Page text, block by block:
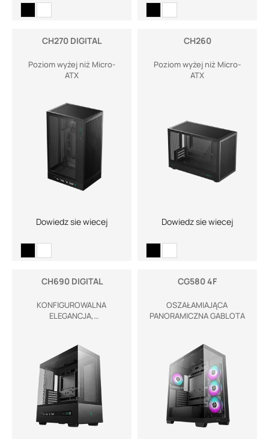
CH270 DIGITAL
Poziom wyżej niż Micro-
ATX
Dowiedz sie wiecej
CH260
Poziom wyżej niż Micro-
ATX
Dowiedz sie wiecej
CH690 DIGITAL
KONFIGUROWALNA
ELEGANCJA,
CG580 4F
OSZAŁAMIAJĄCA
PANORAMICZNA GABLOTA